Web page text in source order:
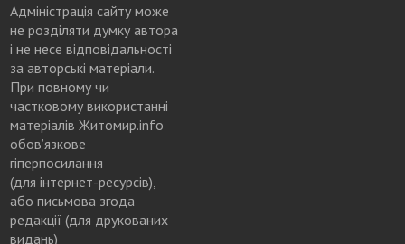
Адміністрація сайту може
не розділяти думку автора
і не несе відповідальності
за авторські матеріали.
При повному чи
частковому використанні
матеріалів Житомир.info
обов’язкове
гіперпосилання
(для інтернет-ресурсів),
або письмова згода
редакції (для друкованих
видань)